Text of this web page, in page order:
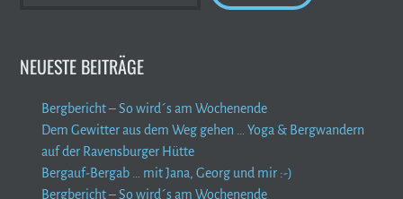
NEUESTE BEITRÄGE
Bergbericht – So wird´s am Wochenende
Dem Gewitter aus dem Weg gehen … Yoga & Bergwandern
auf der Ravensburger Hütte
Bergauf-Bergab … mit Jana, Georg und mir :-)
Bergbericht – So wird´s am Wochenende